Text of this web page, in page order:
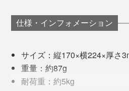
「すみません、それって何です
「そのスタンド、どこのブラン
カウンター席で、誰よりも目線
業ができるため、初対面のリモ
仕様・インフォメーション
サイズ：縦170×横224×厚さ
重量：約87g
耐荷重：約5kg